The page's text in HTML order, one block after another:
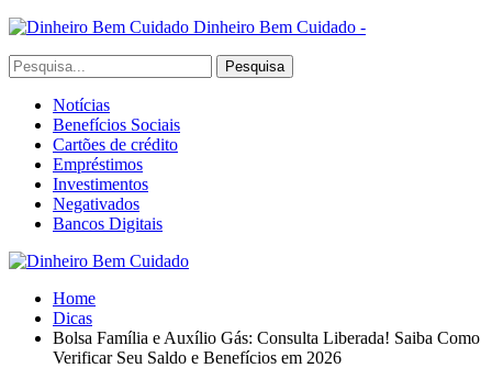
Dinheiro Bem Cuidado -
Notícias
Benefícios Sociais
Cartões de crédito
Empréstimos
Investimentos
Negativados
Bancos Digitais
Home
Dicas
Bolsa Família e Auxílio Gás: Consulta Liberada! Saiba Como
Verificar Seu Saldo e Benefícios em 2026